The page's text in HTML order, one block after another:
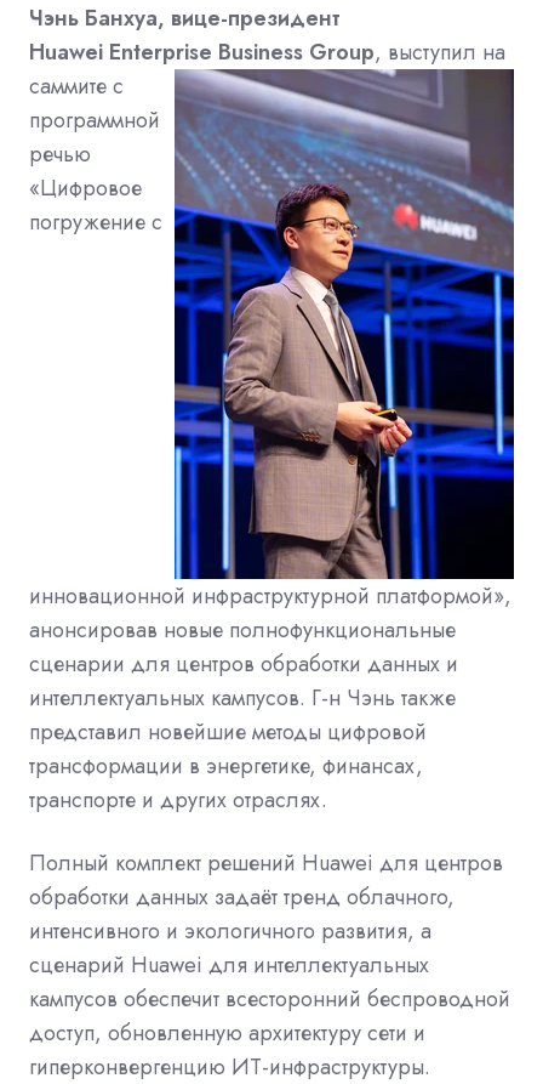
Чэнь Банхуа, вице-президент
Huawei Enterprise Business Group, выступил на
саммите с
программной
речью
«Цифровое
погружение с
инновационной инфраструктурной платформой»,
анонсировав новые полнофункциональные
сценарии для центров обработки данных и
интеллектуальных кампусов. Г-н Чэнь также
представил новейшие методы цифровой
трансформации в энергетике, финансах,
транспорте и других отраслях.
Полный комплект решений Huawei для центров
обработки данных задаёт тренд облачного,
интенсивного и экологичного развития, а
сценарий Huawei для интеллектуальных
кампусов обеспечит всесторонний беспроводной
доступ, обновленную архитектуру сети и
гиперконвергенцию ИТ-инфраструктуры.